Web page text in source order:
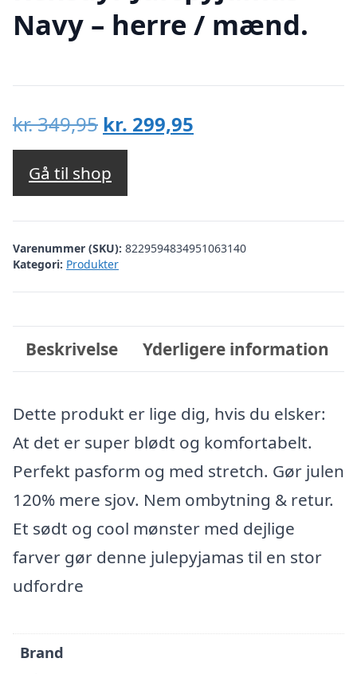
Navy – herre / mænd.
kr.349,95 Den
oprindelige
pris
var:
kr. 349,95.
kr. 299,95
kr. 299,95.
Gå til shop
Varenummer (SKU): 8229594834951063140
Kategori: Produkter
Beskrivelse Yderligere information
Dette produkt er lige dig, hvis du elsker:
At det er super blødt og komfortabelt.
Perfekt pasform og med stretch. Gør julen
120% mere sjov. Nem ombytning & retur.
Et sødt og cool mønster med dejlige
farver gør denne julepyjamas til en stor
udfordre
Brand